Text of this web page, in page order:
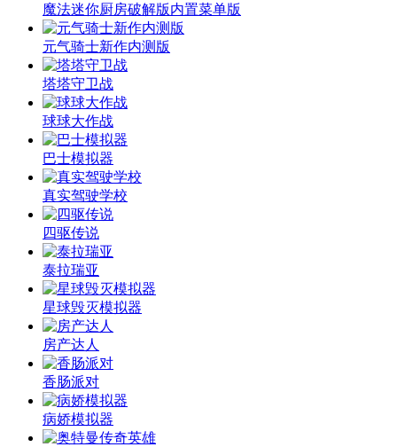
魔法迷你厨房破解版内置菜单版
元气骑士新作内测版
塔塔守卫战
球球大作战
巴士模拟器
真实驾驶学校
四驱传说
泰拉瑞亚
星球毁灭模拟器
房产达人
香肠派对
病娇模拟器